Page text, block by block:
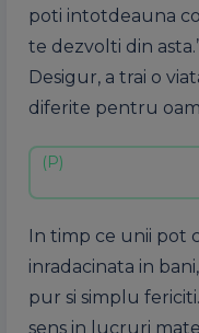
poti intotdeauna
te dezvolti din
Desigur, a trai o
diferite pentru
In timp ce unii pot
inradacinata in
pur si simplu
sens in lucruri